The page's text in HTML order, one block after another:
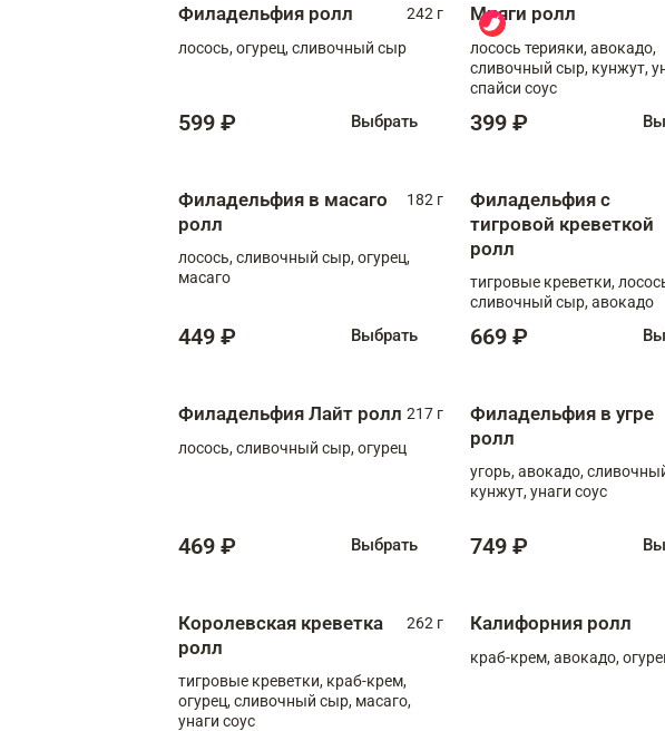
Филадельфия ролл
242 г
лосось, огурец, сливочный сыр
599 ₽ Выбрать
Мияги ролл
лосось терияки, авокадо,
сливочный сыр, кунжут,
спайси соус
399 ₽
Филадельфия в масаго
ролл
182 г
лосось, сливочный сыр, огурец,
масаго
449 ₽ Выбрать
Филадельфия с
тигровой креветкой
ролл
тигровые креветки,
сливочный сыр, авокадо
669 ₽
Филадельфия Лайт ролл 217 г
лосось, сливочный сыр, огурец
469 ₽ Выбрать
Филадельфия в угре
ролл
угорь, авокадо,
кунжут, унаги соус
749 ₽
Королевская креветка
ролл
262 г
тигровые креветки, краб-крем,
огурец, сливочный сыр, масаго,
унаги соус
Калифорния ролл
краб-крем, авокадо,